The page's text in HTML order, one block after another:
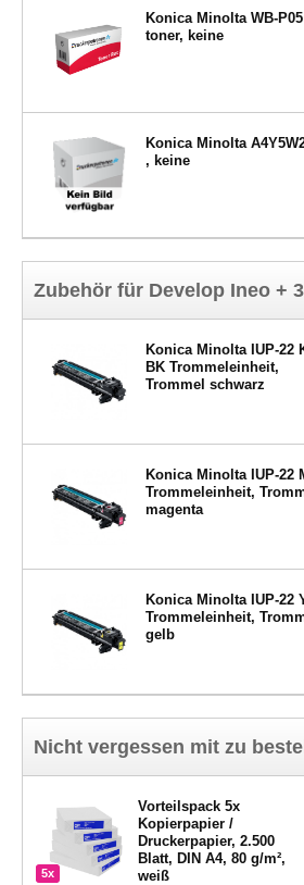
Konica Minolta WB-P05
toner, keine
Konica Minolta
, keine
Zubehör für Develop Ineo +
Konica Minolta IUP-22
BK Trommeleinheit,
Trommel schwarz
Konica Minolta IUP-22
Trommeleinheit,
magenta
Konica Minolta IUP-22
Trommeleinheit,
gelb
Nicht vergessen mit zu
5x
Vorteilspack 5x
Kopierpapier /
Druckerpapier, 2.500
Blatt, DIN A4, 80 g/m²,
weiß